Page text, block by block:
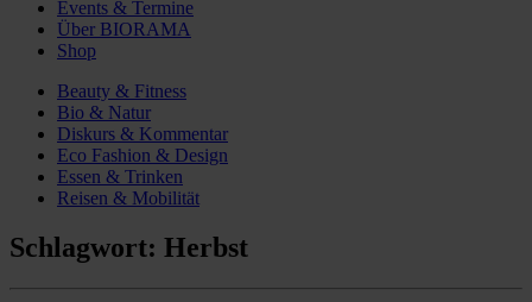
Events & Termine
Über BIORAMA
Shop
Beauty & Fitness
Bio & Natur
Diskurs & Kommentar
Eco Fashion & Design
Essen & Trinken
Reisen & Mobilität
Schlagwort: Herbst